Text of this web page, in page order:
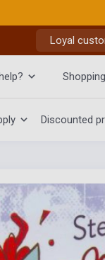
Loyal
Discounted